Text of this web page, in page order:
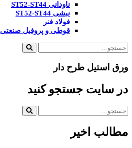
ناودانی ST52-ST44
نبشی ST52-ST44
فولاد فنر
قوطی و پروفیل صنعتی
ورق استیل طرح دار
در سایت جستجو کنید
مطالب اخیر